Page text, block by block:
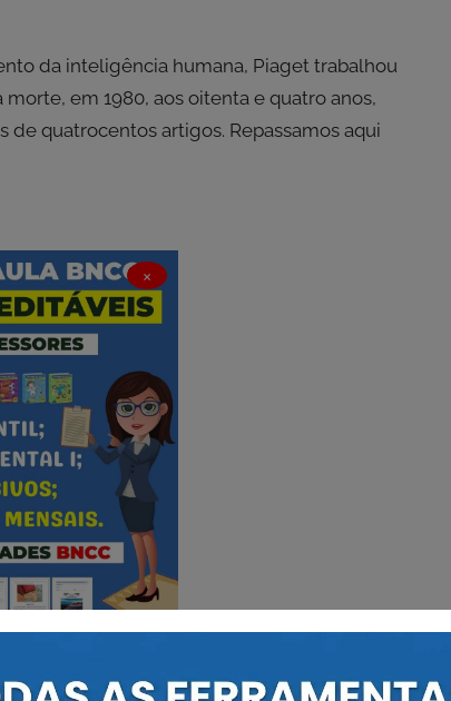
da inteligência humana, Piaget trabalhou
em 1980, aos oitenta e quatro anos,
quatrocentos artigos. Repassamos aqui
×
nova e, como tal, implica a construção contínua